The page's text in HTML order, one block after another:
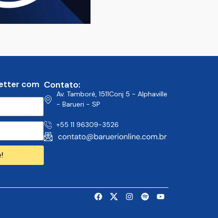
com Contato:
Av. Tamboré, 1511Conj 5 - Alphaville
- Barueri - SP
+55 11 96309-3526